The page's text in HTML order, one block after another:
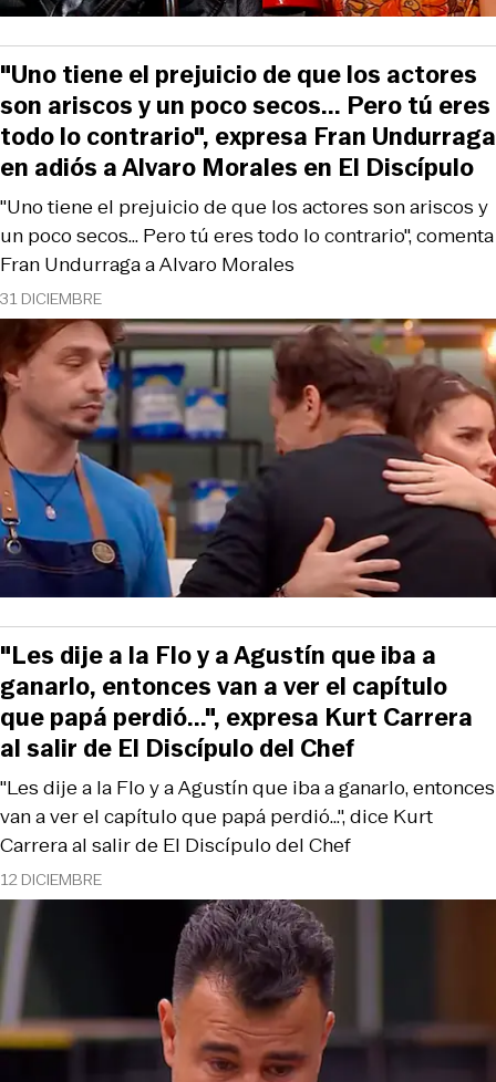
31 DICIEMBRE
"Uno tiene el prejuicio de que los actores son ariscos y
un poco secos... Pero tú eres todo lo contrario", comenta
Fran Undurraga a Alvaro Morales
"Uno tiene el prejuicio de que los actores
son ariscos y un poco secos... Pero tú eres
todo lo contrario", expresa Fran Undurraga
en adiós a Alvaro Morales en El Discípulo
12 DICIEMBRE
"Les dije a la Flo y a Agustín que iba a ganarlo, entonces
van a ver el capítulo que papá perdió...", dice Kurt
Carrera al salir de El Discípulo del Chef
"Les dije a la Flo y a Agustín que iba a
ganarlo, entonces van a ver el capítulo
que papá perdió...", expresa Kurt Carrera
al salir de El Discípulo del Chef